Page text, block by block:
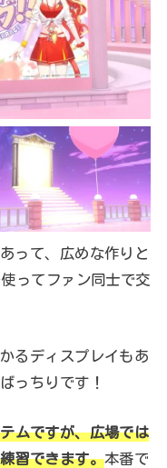
って、広めな作りと
ってファン同士で交
るディスプレイもあ
っちりです！
ムですが、広場では
習できます。本番で